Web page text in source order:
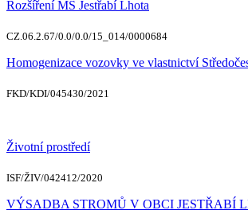
Rozšíření MŠ Jestřabí Lhota
CZ.06.2.67/0.0/0.0/15_014/0000684
Homogenizace vozovky ve vlastnictví
FKD/KDI/045430/2021
Životní prostředí
ISF/ŽIV/042412/2020
VÝSADBA STROMŮ V OBCI JESTŘABÍ